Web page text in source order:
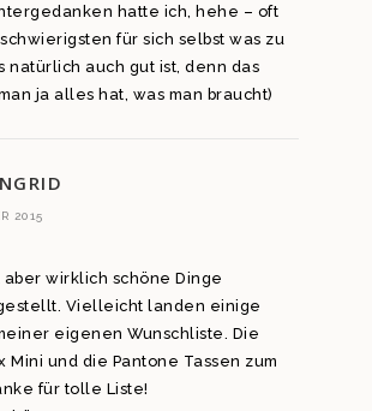
hatte ich, hehe – oft
für sich selbst was zu
natürlich auch gut ist, denn das
ja alles hat, was man braucht)
2015
aber wirklich schöne Dinge
Vielleicht landen einige
eigenen Wunschliste. Die
Mini und die Pantone Tassen zum
für tolle Liste!